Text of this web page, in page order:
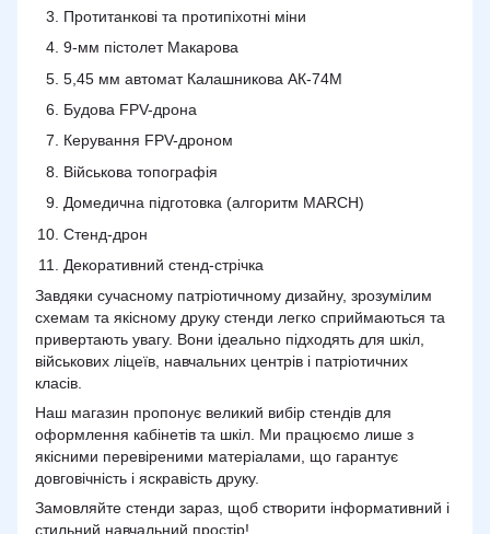
Протитанкові та протипіхотні міни
9-мм пістолет Макарова
5,45 мм автомат Калашникова АК-74М
Будова FPV-дрона
Керування FPV-дроном
Військова топографія
Домедична підготовка (алгоритм MARCH)
Стенд-дрон
Декоративний стенд-стрічка
Завдяки сучасному патріотичному дизайну, зрозумілим
схемам та якісному друку стенди легко сприймаються та
привертають увагу. Вони ідеально підходять для шкіл,
військових ліцеїв, навчальних центрів і патріотичних
класів.
Наш магазин пропонує великий вибір стендів для
оформлення кабінетів та шкіл. Ми працюємо лише з
якісними перевіреними матеріалами, що гарантує
довговічність і яскравість друку.
Замовляйте стенди зараз, щоб створити інформативний і
стильний навчальний простір!